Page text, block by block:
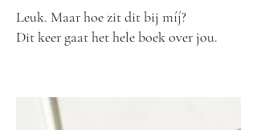
Leuk. Maar hoe zit dit bij míj?
Dit keer gaat het hele boek over jou.